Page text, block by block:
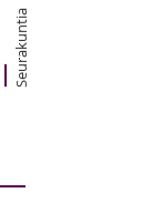
Seurakuntia